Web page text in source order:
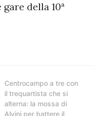
della 10ª
Centrocampo a tre con
il trequartista che si
alterna: la mossa di
Alvini per battere il